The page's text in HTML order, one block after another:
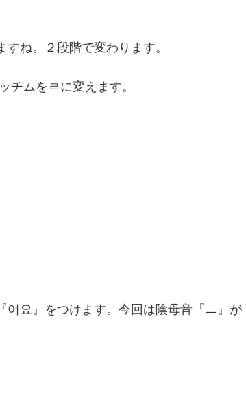
ね。２段階で変わります。
チムをㄹに変えます。
요』をつけます。今回は陰母音『ㅡ』が